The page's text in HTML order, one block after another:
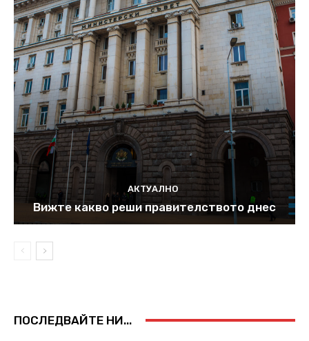
АКТУАЛНО
Вижте какво реши правителството днес
ПОСЛЕДВАЙТЕ НИ...